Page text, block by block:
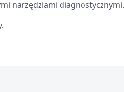
narzędziami diagnostycznymi.